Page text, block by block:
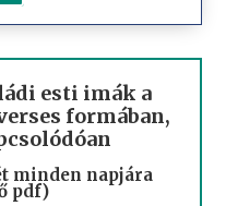
esti imák a
formában,
minden napjára
pdf)